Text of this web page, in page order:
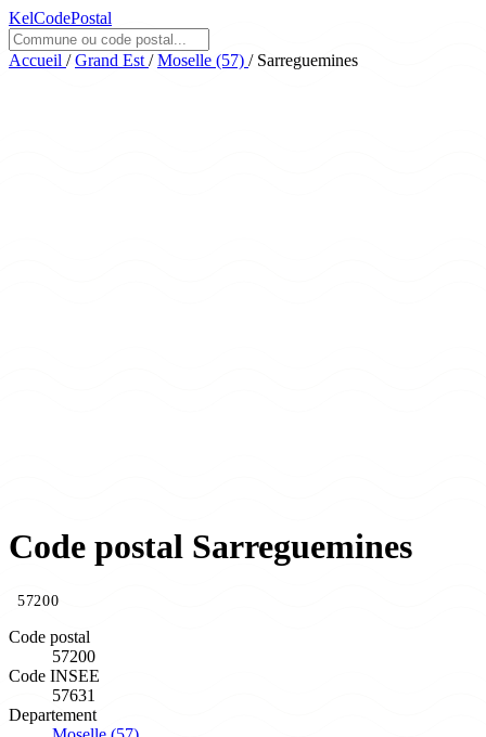
KelCodePostal
Accueil / Grand Est / Moselle (57) / Sarreguemines
Code postal Sarreguemines
57200
Code postal
57200
Code INSEE
57631
Departement